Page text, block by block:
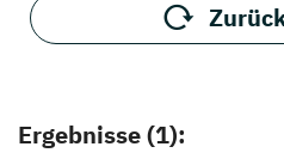
Ergebnisse (1):